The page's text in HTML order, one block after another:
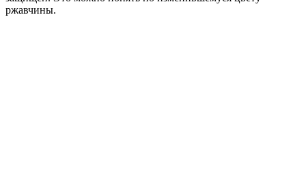
ржавчины.